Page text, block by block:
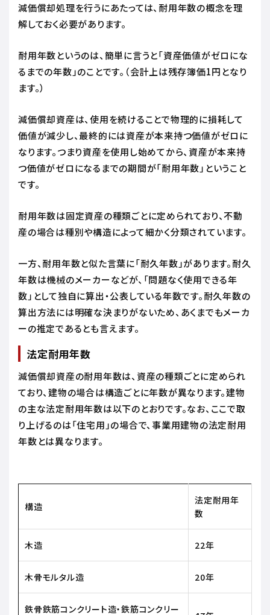
減価償却処理を行うにあたっては、耐用年数の概念を理
解しておく必要があります。
耐用年数というのは、簡単に言うと「資産価値がゼロにな
るまでの年数」のことです。（会計上は残存簿価1円となり
ます。）
減価償却資産は、使用を続けることで物理的に損耗して
価値が減少し、最終的には資産が本来持つ価値がゼロに
なります。つまり資産を使用し始めてから、資産が本来持
つ価値がゼロになるまでの期間が「耐用年数」ということ
です。
耐用年数は固定資産の種類ごとに定められており、不動
産の場合は種別や構造によって細かく分類されています。
一方、耐用年数と似た言葉に「耐久年数」があります。耐久
年数は機械のメーカーなどが、「問題なく使用できる年
数」として独自に算出・公表している年数です。耐久年数の
算出方法には明確な決まりがないため、あくまでもメーカ
ーの推定であるとも言えます。
法定耐用年数
減価償却資産の耐用年数は、資産の種類ごとに定められ
ており、建物の場合は構造ごとに年数が異なります。建物
の主な法定耐用年数は以下のとおりです。なお、ここで取
り上げるのは「住宅用」の場合で、事業用建物の法定耐用
年数とは異なります。
構造
法定耐用年
数
木造 22年
木骨モルタル造 20年
鉄骨鉄筋コンクリート造・鉄筋コンクリー